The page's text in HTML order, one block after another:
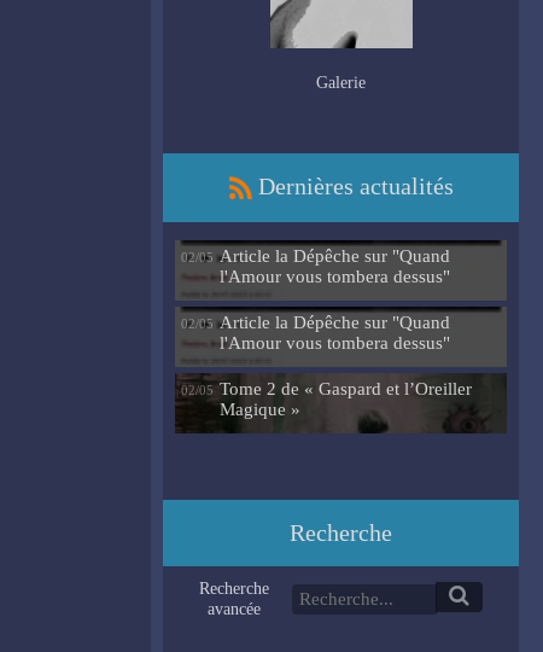
Galerie
Dernières actualités
02/05 Article la Dépêche sur "Quand
l'Amour vous tombera dessus"
02/05 Article la Dépêche sur "Quand
l'Amour vous tombera dessus"
02/05 Tome 2 de « Gaspard et l’Oreiller
Magique »
Recherche
Recherche
avancée